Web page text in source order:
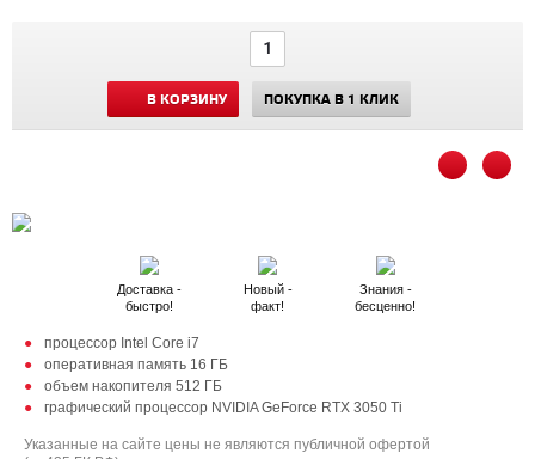
В КОРЗИНУ ПОКУПКА В 1 КЛИК
Доставка -
быстро!
Новый -
факт!
Знания -
бесценно!
процессор Intel Core i7
оперативная память 16 ГБ
объем накопителя 512 ГБ
графический процессор NVIDIA GeForce RTX 3050 Ti
Указанные на сайте цены не являются публичной офертой